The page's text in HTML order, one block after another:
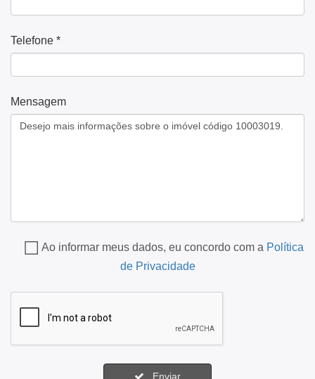
Telefone *
Mensagem
Ao informar meus dados, eu concordo com a Política
de Privacidade
Enviar